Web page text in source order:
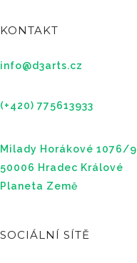
KONTAKT
info@d3arts.cz
(+420) 775613933
Milady Horákové 1076/9
50006 Hradec Králové
Planeta Země
SOCIÁLNÍ SÍTĚ